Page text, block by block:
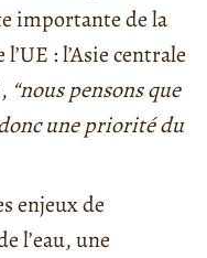
importante de la
: l’Asie centrale
“nous pensons que
une priorité du
enjeux de
l’eau, une